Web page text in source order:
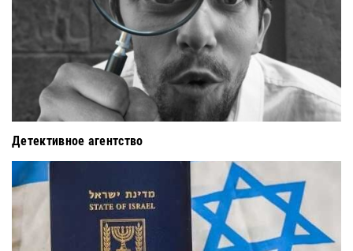
Детективное агентство